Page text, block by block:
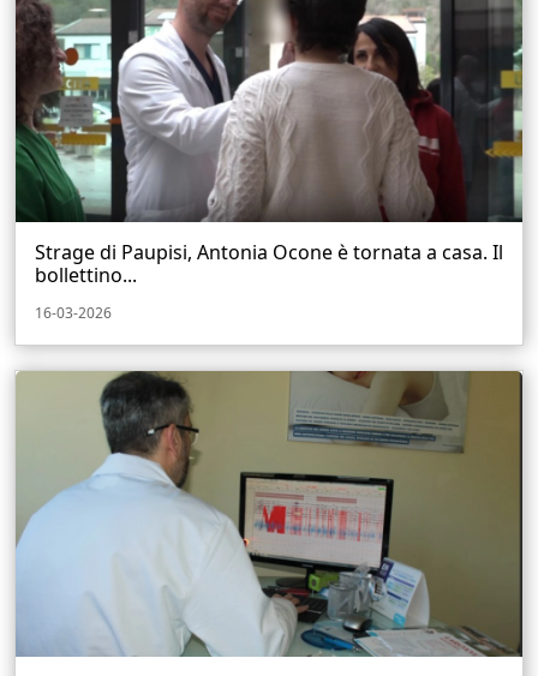
Strage di Paupisi, Antonia Ocone è tornata a casa. Il
bollettino...
16-03-2026